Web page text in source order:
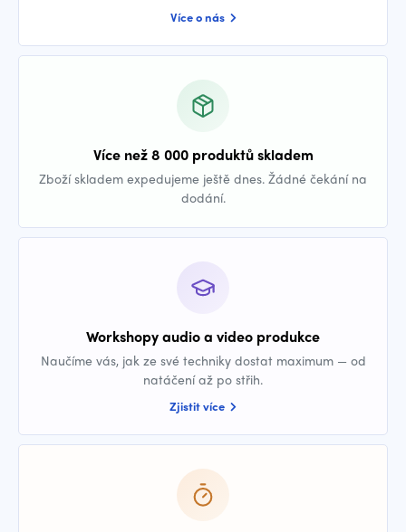
Více o nás
Více než 8 000 produktů skladem
Zboží skladem expedujeme ještě dnes. Žádné čekání na
dodání.
Workshopy audio a video produkce
Naučíme vás, jak ze své techniky dostat maximum — od
natáčení až po střih.
Zjistit více